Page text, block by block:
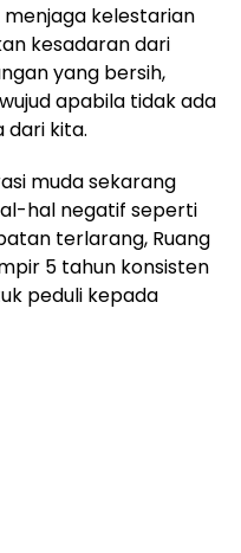
menjaga kelestarian
kesadaran dari
yang bersih,
apabila tidak ada
dari kita.
muda sekarang
hal negatif seperti
terlarang, Ruang
5 tahun konsisten
peduli kepada